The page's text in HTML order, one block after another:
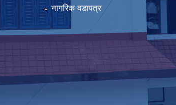
नागरिक वडापत्र